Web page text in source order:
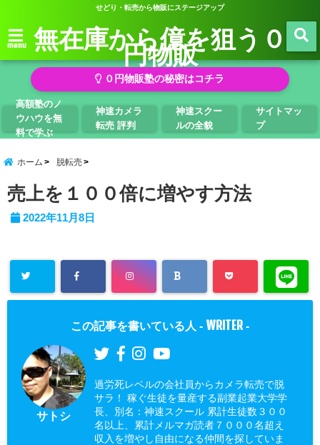
せどり・転売から物販にステージアップ
menu 無在庫から億を狙う０
円物販
０円物販塾の秘密はコチラ
高額塾のノ
ウハウを無
料で学ぶ
神速カメラ
転売 評判
神速スクー
ルの全貌
サイトマッ
プ
ホーム 脱転売
売上を１００倍に増やす方法
2022年11月8日
この記事を書いている人 - WRITER -
サトシ
過労死レベルの会社員からカメラ転売で脱
サラ！ 稼ぐ生徒を量産する副業起業大学学
長、別名：神速スクール 累計生徒数３００
名以上、累計メルマガ読者７０００名超え
収入を増やし自由になる仲間を探していま